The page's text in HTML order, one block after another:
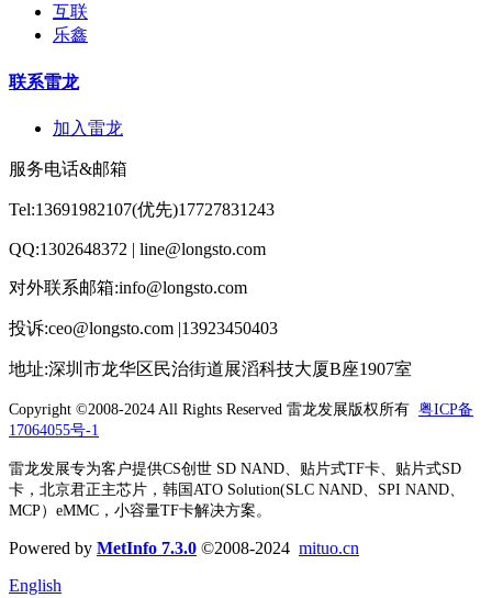
互联
乐鑫
联系雷龙
加入雷龙
服务电话&邮箱
Tel:13691982107(优先)17727831243
QQ:1302648372 | line@longsto.com
对外联系邮箱:info@longsto.com
投诉:ceo@longsto.com |13923450403
地址:深圳市龙华区民治街道展滔科技大厦B座1907室
Copyright ©2008-2024 All Rights Reserved 雷龙发展版权所有 粤ICP备
17064055号-1
雷龙发展专为客户提供CS创世 SD NAND、贴片式TF卡、贴片式SD
卡，北京君正主芯片，韩国ATO Solution(SLC NAND、SPI NAND、
MCP）eMMC，小容量TF卡解决方案。
Powered by MetInfo 7.3.0 ©2008-2024 mituo.cn
English